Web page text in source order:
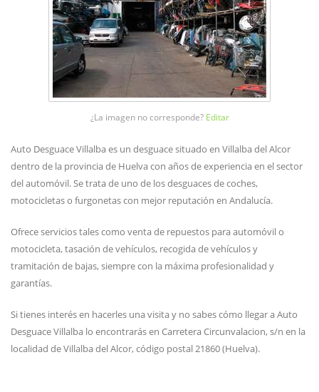
¿La imagen no corresponde? Editar
Auto Desguace Villalba es un desguace situado en Villalba del Alcor
dentro de la provincia de Huelva con años de experiencia en el sector
del automóvil. Se trata de uno de los desguaces de coches,
motocicletas o furgonetas con mejor reputación en Andalucía.
Ofrece servicios tales como venta de repuestos para automóvil o
motocicleta, tasación de vehículos, recogida de vehículos y
tramitación de bajas, siempre con la máxima profesionalidad y
garantías.
Si tienes interés en hacerles una visita y no sabes cómo llegar a Auto
Desguace Villalba lo encontrarás en Carretera Circunvalacion, s/n en la
localidad de Villalba del Alcor, código postal 21860 (Huelva).